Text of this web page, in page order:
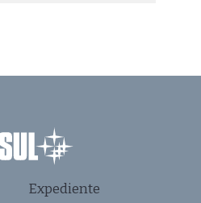
Expediente